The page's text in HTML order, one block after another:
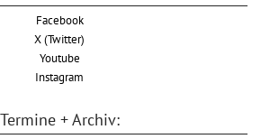
Facebook
X (Twitter)
Youtube
Instagram
Termine + Archiv: